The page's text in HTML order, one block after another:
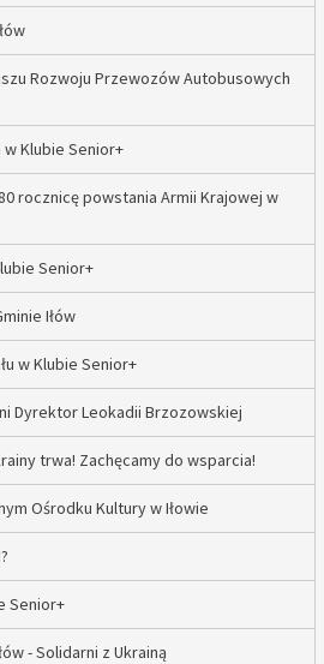
Rozwoju Przewozów Autobusowych
w Klubie Senior+
rocznicę powstania Armii Krajowej w
Senior+
Iłów
w Klubie Senior+
Dyrektor Leokadii Brzozowskiej
trwa! Zachęcamy do wsparcia!
Ośrodku Kultury w Iłowie
Senior+
- Solidarni z Ukrainą